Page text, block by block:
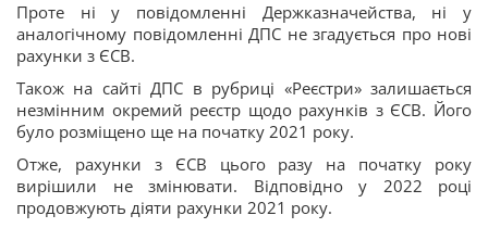
Проте ні у повідомленні Держказначейства, ні у
аналогічному повідомленні ДПС не згадується про нові
рахунки з ЄСВ.
Також на сайті ДПС в рубриці «Реєстри» залишається
незмінним окремий реєстр щодо рахунків з ЄСВ. Його
було розміщено ще на початку 2021 року.
Отже, рахунки з ЄСВ цього разу на початку року
вирішили не змінювати. Відповідно у 2022 році
продовжують діяти рахунки 2021 року.